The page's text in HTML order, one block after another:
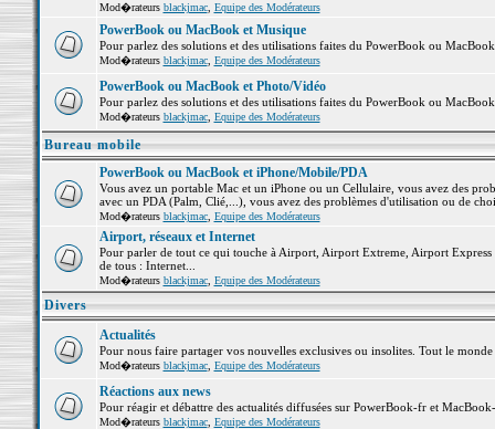
Mod�rateurs blackjmac, Equipe des Modérateurs
PowerBook ou MacBook et Musique
Pour parlez des solutions et des utilisations faites du PowerBook ou
Mod�rateurs blackjmac, Equipe des Modérateurs
PowerBook ou MacBook et Photo/Vidéo
Pour parlez des solutions et des utilisations faites du PowerBook ou
Mod�rateurs blackjmac, Equipe des Modérateurs
Bureau mobile
PowerBook ou MacBook et iPhone/Mobile/PDA
Vous avez un portable Mac et un iPhone ou un Cellulaire, vous avez des
avec un PDA (Palm, Clié,...), vous avez des problèmes d'utilisation ou de
Mod�rateurs blackjmac, Equipe des Modérateurs
Airport, réseaux et Internet
Pour parler de tout ce qui touche à Airport, Airport Extreme, Airport
de tous : Internet...
Mod�rateurs blackjmac, Equipe des Modérateurs
Divers
Actualités
Pour nous faire partager vos nouvelles exclusives ou insolites. Tout le
Mod�rateurs blackjmac, Equipe des Modérateurs
Réactions aux news
Pour réagir et débattre des actualités diffusées sur PowerBook-fr et
Mod�rateurs blackjmac, Equipe des Modérateurs